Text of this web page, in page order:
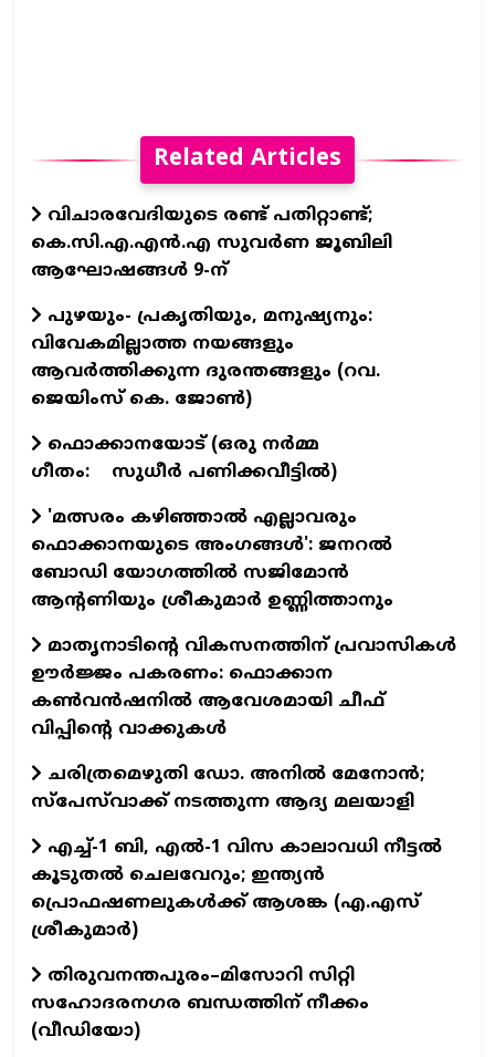
Related Articles
വിചാരവേദിയുടെ രണ്ട് പതിറ്റാണ്ട്;
കെ.സി.എ.എന്‍.എ സുവര്‍ണ ജൂബിലി
ആഘോഷങ്ങള്‍ 9-ന്
പുഴയും- പ്രകൃതിയും, മനുഷ്യനും:
വിവേകമില്ലാത്ത നയങ്ങളും
ആവര്‍ത്തിക്കുന്ന ദുരന്തങ്ങളും (റവ.
ജെയിംസ് കെ. ജോണ്‍)
ഫൊക്കാനയോട് (ഒരു നര്‍മ്മ
ഗീതം: സുധീര്‍ പണിക്കവീട്ടില്‍)
'മത്സരം കഴിഞ്ഞാൽ എല്ലാവരും
ഫൊക്കാനയുടെ അംഗങ്ങൾ': ജനറൽ
ബോഡി യോഗത്തിൽ സജിമോൻ
ആന്റണിയും ശ്രീകുമാർ ഉണ്ണിത്താനും
മാതൃനാടിന്റെ വികസനത്തിന് പ്രവാസികൾ
ഊർജ്ജം പകരണം: ഫൊക്കാന
കൺവൻഷനിൽ ആവേശമായി ചീഫ്
വിപ്പിന്റെ വാക്കുകൾ
ചരിത്രമെഴുതി ഡോ. അനിൽ മേനോൻ;
സ്പേസ്‌വാക്ക് നടത്തുന്ന ആദ്യ മലയാളി
എച്ച്-1 ബി, എല്‍-1 വിസ കാലാവധി നീട്ടല്‍
കൂടുതല്‍ ചെലവേറും; ഇന്ത്യന്‍
പ്രൊഫഷണലുകള്‍ക്ക് ആശങ്ക (എ.എസ്
ശ്രീകുമാര്‍)
തിരുവനന്തപുരം–മിസോറി സിറ്റി
സഹോദരനഗര ബന്ധത്തിന് നീക്കം
(വീഡിയോ)